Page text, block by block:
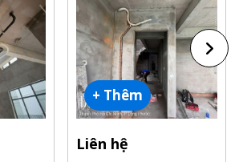
+ Thêm
Liên hệ